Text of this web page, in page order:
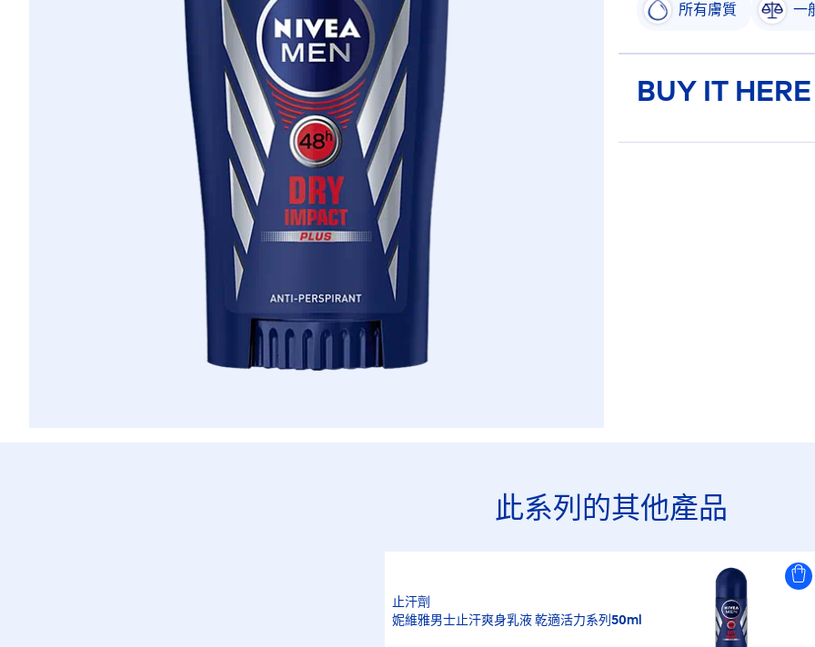
所有膚質 一
BUY IT HERE
此系列的其他產品
止汗劑
妮維雅男士止汗爽身乳液 乾適活力系列50ml